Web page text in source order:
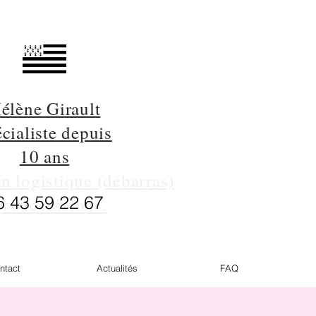
Girault
depuis
10 ans
successions.
43 59 22 67
Actualités FAQ